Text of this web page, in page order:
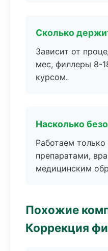
Сколько
Зависит от
мес, филлеры 8-
курсом.
Насколько
Работаем
препаратами,
медицинским
Похожие
Коррекция